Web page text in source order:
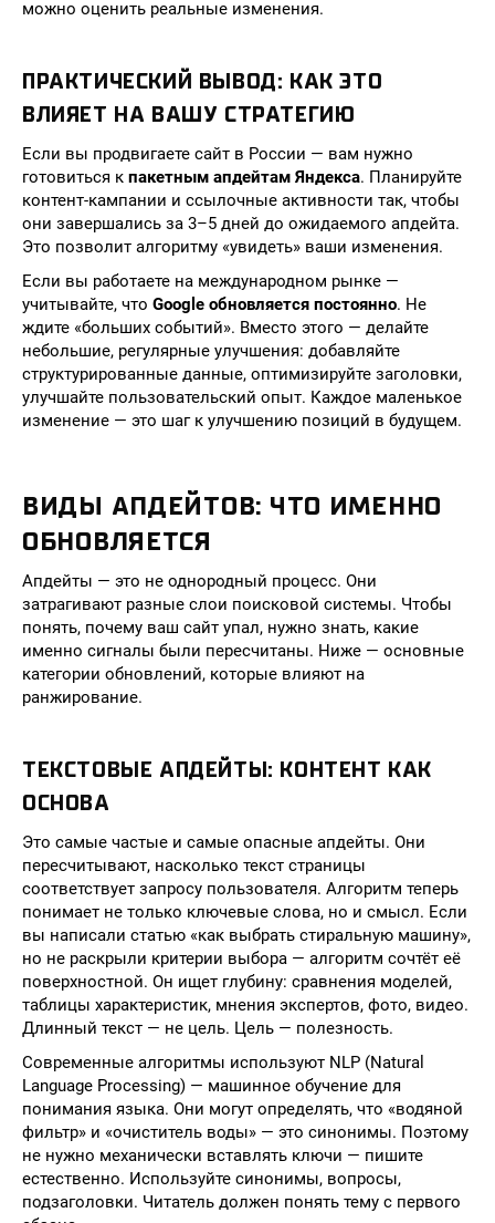
можно оценить реальные изменения.
ПРАКТИЧЕСКИЙ ВЫВОД: КАК ЭТО
ВЛИЯЕТ НА ВАШУ СТРАТЕГИЮ
Если вы продвигаете сайт в России — вам нужно
готовиться к пакетным апдейтам Яндекса. Планируйте
контент-кампании и ссылочные активности так, чтобы
они завершались за 3–5 дней до ожидаемого апдейта.
Это позволит алгоритму «увидеть» ваши изменения.
Если вы работаете на международном рынке —
учитывайте, что Google обновляется постоянно. Не
ждите «больших событий». Вместо этого — делайте
небольшие, регулярные улучшения: добавляйте
структурированные данные, оптимизируйте заголовки,
улучшайте пользовательский опыт. Каждое маленькое
изменение — это шаг к улучшению позиций в будущем.
ВИДЫ АПДЕЙТОВ: ЧТО ИМЕННО
ОБНОВЛЯЕТСЯ
Апдейты — это не однородный процесс. Они
затрагивают разные слои поисковой системы. Чтобы
понять, почему ваш сайт упал, нужно знать, какие
именно сигналы были пересчитаны. Ниже — основные
категории обновлений, которые влияют на
ранжирование.
ТЕКСТОВЫЕ АПДЕЙТЫ: КОНТЕНТ КАК
ОСНОВА
Это самые частые и самые опасные апдейты. Они
пересчитывают, насколько текст страницы
соответствует запросу пользователя. Алгоритм теперь
понимает не только ключевые слова, но и смысл. Если
вы написали статью «как выбрать стиральную машину»,
но не раскрыли критерии выбора — алгоритм сочтёт её
поверхностной. Он ищет глубину: сравнения моделей,
таблицы характеристик, мнения экспертов, фото, видео.
Длинный текст — не цель. Цель — полезность.
Современные алгоритмы используют NLP (Natural
Language Processing) — машинное обучение для
понимания языка. Они могут определять, что «водяной
фильтр» и «очиститель воды» — это синонимы. Поэтому
не нужно механически вставлять ключи — пишите
естественно. Используйте синонимы, вопросы,
подзаголовки. Читатель должен понять тему с первого